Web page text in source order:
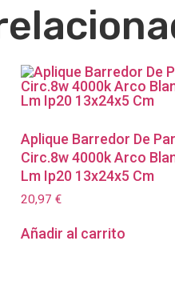
Aplique Barredor De
Circ.8w 4000k Arco
Lm Ip20 13x24x5 Cm
20,97 €
Añadir al carrito